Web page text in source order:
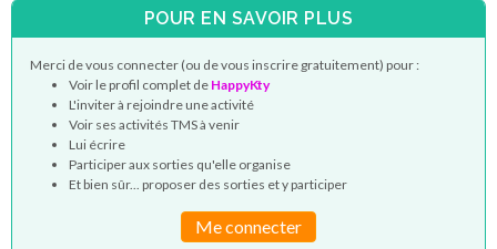
POUR EN SAVOIR PLUS
Merci de vous connecter (ou de vous inscrire gratuitement) pour :
Voir le profil complet de HappyKty
L'inviter à rejoindre une activité
Voir ses activités TMS à venir
Lui écrire
Participer aux sorties qu'elle organise
Et bien sûr... proposer des sorties et y participer
Me connecter